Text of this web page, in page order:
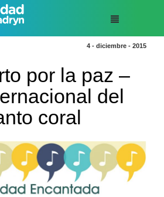
4 - diciembre - 2015
por la paz –
del
coral